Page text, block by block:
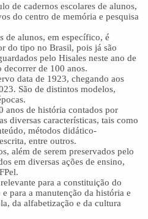
de cadernos escolares de alunos,
do centro de memória e pesquisa
de alunos, em específico, é
do tipo no Brasil, pois já são
pelo Hisales neste ano de
decorrer de 100 anos.
data de 1923, chegando aos
São de distintos modelos,
anos de história contados por
diversas características, tais como
métodos didático-
entre outros.
além de serem preservados pelo
em diversas ações de ensino,
para a constituição do
para a manutenção da história e
da alfabetização e da cultura